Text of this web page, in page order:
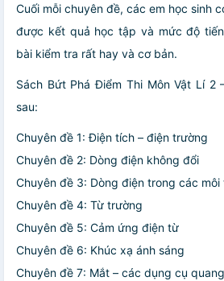
Cuối mỗi chuyên đề, các em học sinh
được kết quả học tập và mức độ
bài kiểm tra rất hay và cơ bản.
Sách Bứt Phá Điểm Thi Môn Vật Lí 2
sau:
Chuyên đề 1: Điện tích – điện trường
Chuyên đề 2: Dòng điện không đổi
Chuyên đề 3: Dòng điện trong các môi
Chuyên đề 4: Từ trường
Chuyên đề 5: Cảm ứng điện từ
Chuyên đề 6: Khúc xạ ánh sáng
Chuyên đề 7: Mắt – các dụng cụ